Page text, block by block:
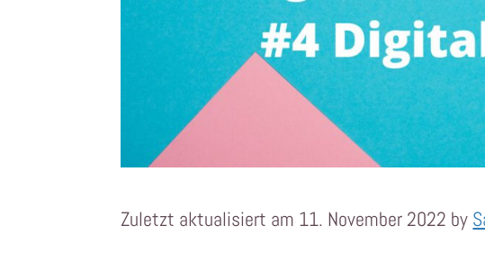
Zuletzt aktualisiert am 11. November 2022 by